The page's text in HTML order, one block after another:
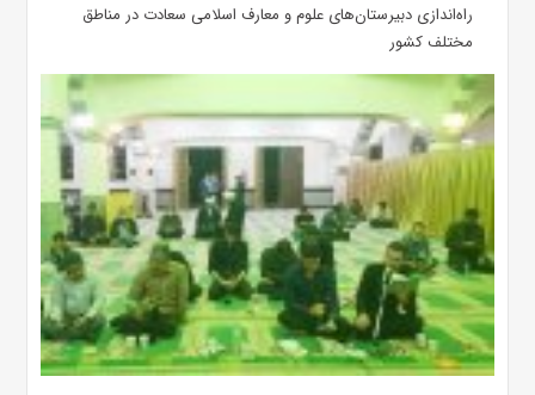
‌راه‌اندازی دبیرستان‌های علوم و معارف اسلامی سعادت در مناطق
مختلف کشور